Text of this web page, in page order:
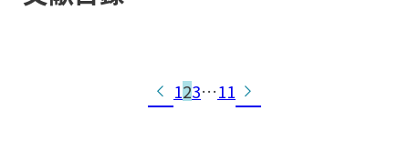
 123…11 